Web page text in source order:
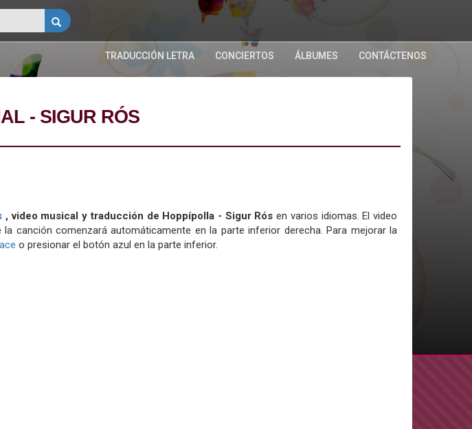
TRADUCCIÓN LETRA CONCIERTOS ÁLBUMES CONTÁCTENOS
- SIGUR RÓS
, video musical y traducción de Hoppípolla - Sigur Rósen varios idiomas. El video
canción comenzará automáticamente en la parte inferior derecha. Para mejorar la
o presionar el botón azul en la parte inferior.